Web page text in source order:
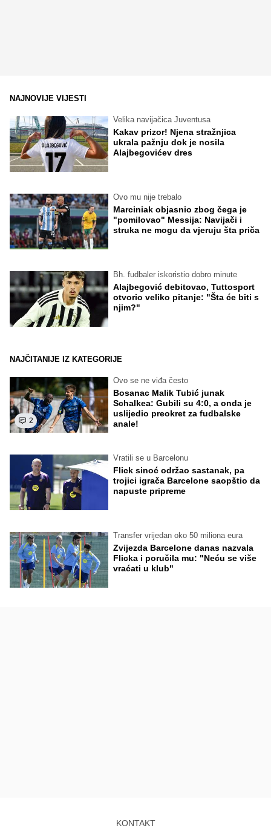
NAJNOVIJE VIJESTI
Velika navijačica Juventusa
Kakav prizor! Njena stražnjica
ukrala pažnju dok je nosila
Alajbegovićev dres
Ovo mu nije trebalo
Marciniak objasnio zbog čega je
"pomilovao" Messija: Navijači i
struka ne mogu da vjeruju šta priča
Bh. fudbaler iskoristio dobro minute
Alajbegović debitovao, Tuttosport
otvorio veliko pitanje: "Šta će biti s
njim?"
NAJČITANIJE IZ KATEGORIJE
2
Ovo se ne viđa često
Bosanac Malik Tubić junak
Schalkea: Gubili su 4:0, a onda je
uslijedio preokret za fudbalske
anale!
Vratili se u Barcelonu
Flick sinoć održao sastanak, pa
trojici igrača Barcelone saopštio da
napuste pripreme
Transfer vrijedan oko 50 miliona eura
Zvijezda Barcelone danas nazvala
Flicka i poručila mu: "Neću se više
vraćati u klub"
KONTAKT